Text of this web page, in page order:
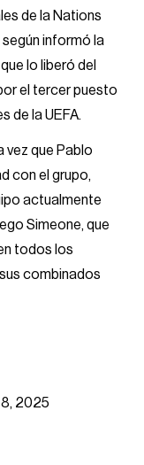
de la Nations
según informó la
lo liberó del
el tercer puesto
de la UEFA.
vez que Pablo
con el grupo,
actualmente
Simeone, que
todos los
combinados
8, 2025